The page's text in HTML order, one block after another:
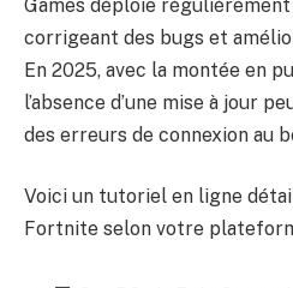
Games déploie régulièrement
corrigeant des bugs et
En 2025, avec la montée en
l’absence d’une mise à jour
des erreurs de connexion au
Voici un tutoriel en ligne
Fortnite selon votre